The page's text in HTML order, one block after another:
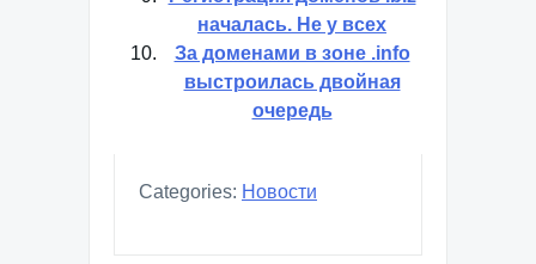
началась. Не у всех
За доменами в зоне .info
выстроилась двойная
очередь
Categories: Новости